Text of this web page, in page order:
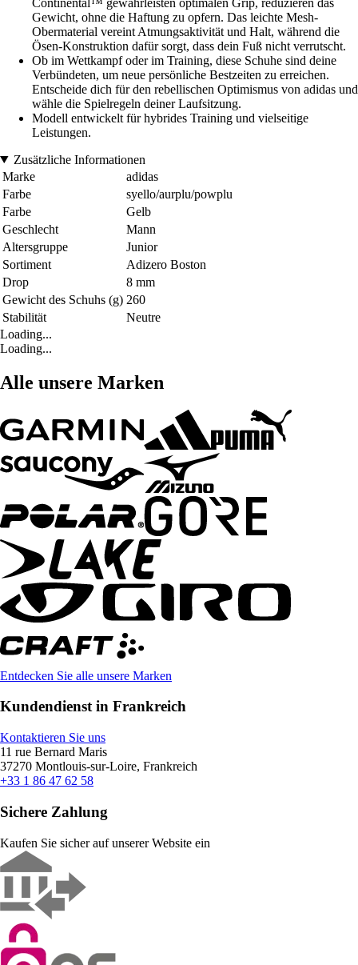
Gewicht, ohne die Haftung zu opfern. Das leichte Mesh-
Obermaterial vereint Atmungsaktivität und Halt, während die
Ösen-Konstruktion dafür sorgt, dass dein Fuß nicht verrutscht.
Ob im Wettkampf oder im Training, diese Schuhe sind deine
Verbündeten, um neue persönliche Bestzeiten zu erreichen.
Entscheide dich für den rebellischen Optimismus von adidas und
wähle die Spielregeln deiner Laufsitzung.
Modell entwickelt für hybrides Training und vielseitige
Leistungen.
Zusätzliche Informationen
Marke
adidas
Farbe
syello/aurplu/powplu
Farbe
Gelb
Geschlecht
Mann
Altersgruppe
Junior
Sortiment
Adizero Boston
Drop
8 mm
Gewicht des Schuhs (g) 260
Stabilität
Neutre
Loading...
Loading...
Alle unsere Marken
Entdecken Sie alle unsere Marken
Kundendienst in Frankreich
Kontaktieren Sie uns
11 rue Bernard Maris
37270 Montlouis-sur-Loire, Frankreich
+33 1 86 47 62 58
Sichere Zahlung
Kaufen Sie sicher auf unserer Website ein